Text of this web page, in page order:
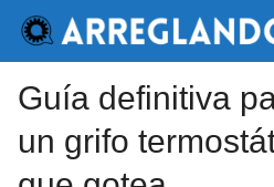
Guía definitiva
un grifo